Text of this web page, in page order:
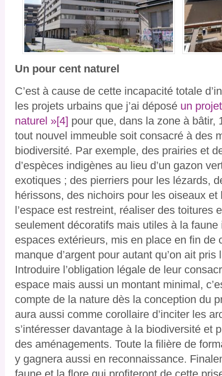
Un pour cent naturel
C’est à cause de cette incapacité totale
les projets urbains que j’ai déposé un
naturel »[4] pour que, dans la zone à bâtir,
tout nouvel immeuble soit consacré à des
biodiversité. Par exemple, des prairies et
d’espèces indigènes au lieu d’un gazon
exotiques ; des pierriers pour les lézards,
hérissons, des nichoirs pour les oiseaux
l’espace est restreint, réaliser des toitures
seulement décoratifs mais utiles à la
espaces extérieurs, mis en place en fin de
manque d’argent pour autant qu’on ait pris
Introduire l’obligation légale de leur
espace mais aussi un montant minimal,
compte de la nature dès la conception du
aura aussi comme corollaire d’inciter les
s’intéresser davantage à la biodiversité et
des aménagements. Toute la filière de
y gagnera aussi en reconnaissance.